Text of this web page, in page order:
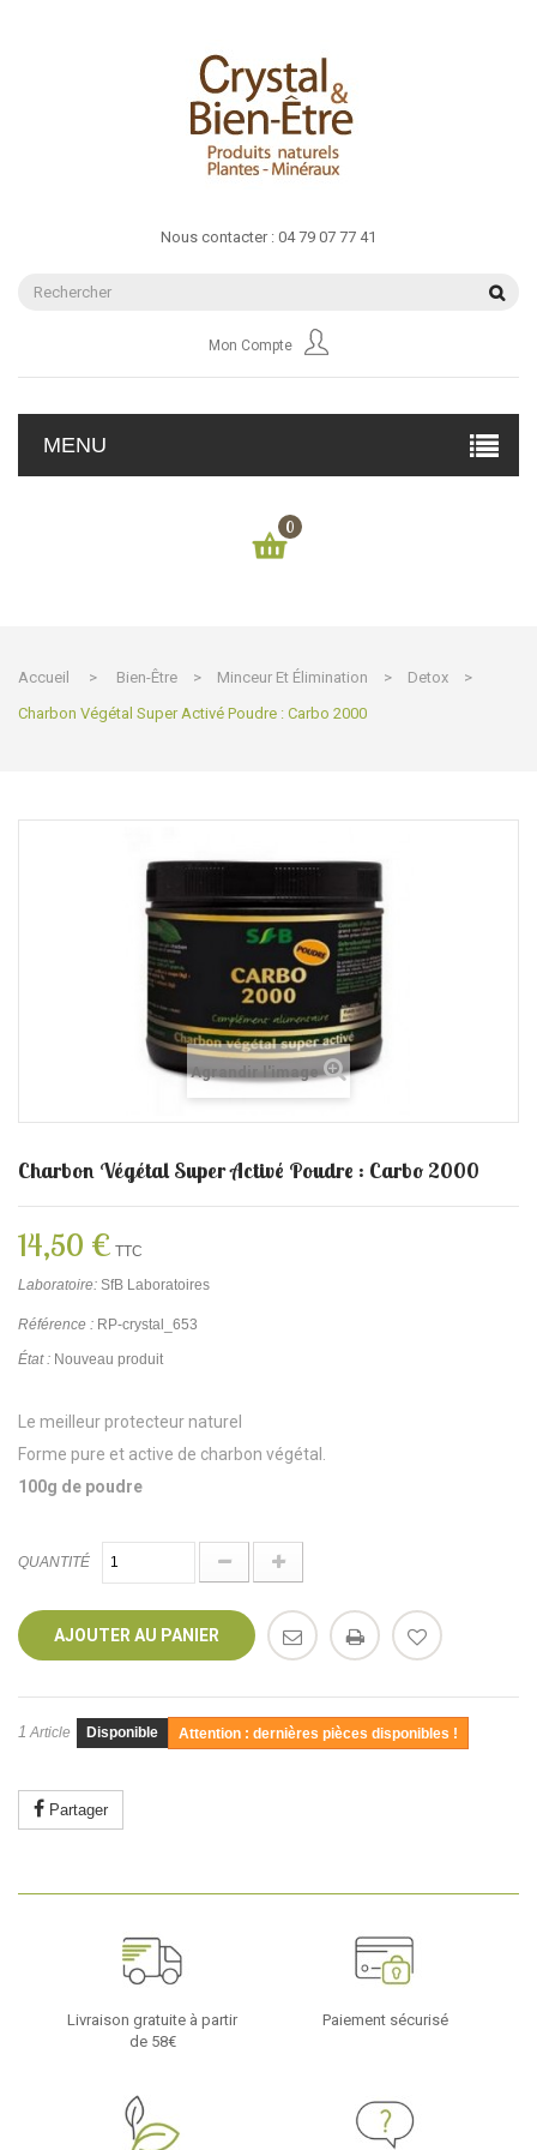
Nous contacter : 04 79 07 77 41
Mon Compte
MENU
0
Accueil > Bien-Être > Minceur Et Élimination > Detox
>
Charbon Végétal Super Activé Poudre : Carbo 2000
Agrandir l'image
Charbon Végétal Super Activé Poudre : Carbo 2000
14,50 € TTC
Laboratoire: SfB Laboratoires
Référence : RP-crystal_653
État : Nouveau produit
Le meilleur protecteur naturel
Forme pure et active de charbon végétal.
100g de poudre
QUANTITÉ
AJOUTER AU PANIER
1 Article Disponible Attention : dernières pièces disponibles !
Partager
Livraison gratuite à partir
de 58€
Paiement sécurisé